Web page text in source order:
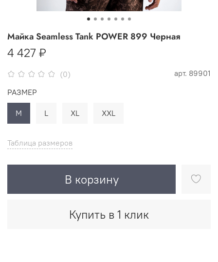
(0) арт. 89901
Майка Seamless Tank POWER 899 Черная
4 427 ₽
Таблица размеров
В корзину
Купить в 1 клик
РАЗМЕР
M L XL XXL